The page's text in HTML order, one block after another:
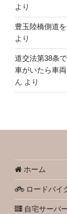
より
豊玉陸橋側道
より
道交法第38条
車がいたら車
ん より
ホーム
ロードバイ
自宅サーバ